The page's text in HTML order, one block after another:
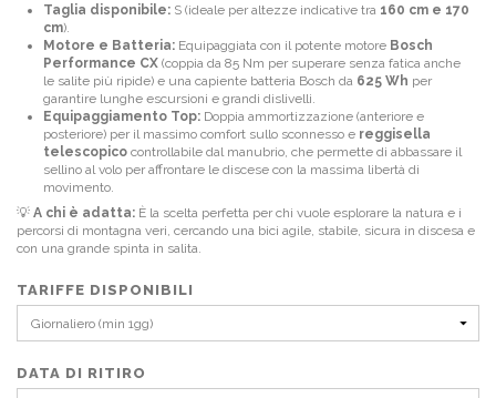
Taglia disponibile: S (ideale per altezze indicative tra 160 cm e 170
cm).
Motore e Batteria: Equipaggiata con il potente motore Bosch
Performance CX (coppia da 85 Nm per superare senza fatica anche
le salite più ripide) e una capiente batteria Bosch da 625 Wh per
garantire lunghe escursioni e grandi dislivelli.
Equipaggiamento Top: Doppia ammortizzazione (anteriore e
posteriore) per il massimo comfort sullo sconnesso e reggisella
telescopico controllabile dal manubrio, che permette di abbassare il
sellino al volo per affrontare le discese con la massima libertà di
movimento.
💡 A chi è adatta: È la scelta perfetta per chi vuole esplorare la natura e i
percorsi di montagna veri, cercando una bici agile, stabile, sicura in discesa e
con una grande spinta in salita.
TARIFFE DISPONIBILI
DATA DI RITIRO